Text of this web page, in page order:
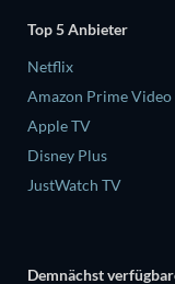
Top 5 Anbieter
Netflix
Amazon Prime Video
Apple TV
Disney Plus
JustWatch TV
Demnächst